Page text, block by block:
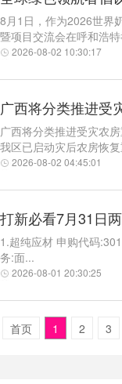
8月1日，作为2026世界
暨项目交流会在呼和浩
2026-08-02 10:30:17
广西将分类推进受
广西将分类推进受灾农
我区已启动灾后农房恢
2026-08-02 04:45:01
打新必看7月31日
1.超纯应材 申购代码
务:面...
2026-08-01 20:30:25
首页 1 2 3